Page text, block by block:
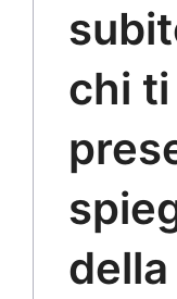
chi ti
della